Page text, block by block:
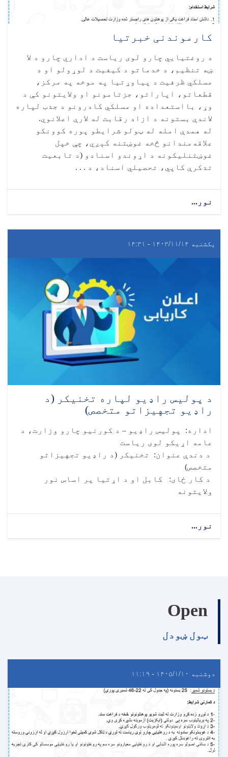
کارموندنی خبرتیا
د روغتيايي چارو لوی ریاست د اداري چارو د لا
ښه تنظیم، د خدماتو د کیفیت د لوړولو او د
مسلکي ظرفیت د پیاوړتیا په موخه په مرکز،
قطعاتو، اپاراتو، جزتامونو او ولایتونو کې د
وړ، بااستعداده او مسلکي کادرونو د جذب لپاره
لاندې بستونه د ازاد رقابت له لارې اعلانوي.
‎له همدې امله له ټولو شرایطو پوره کوونکو
علاقه‌مندانو څخه غوښتنه کېږي، چې خپل
غوښتنلیکونه د اړوندو اسنادو (د تابعیت
تذکرې کاپي، تحصیلي اسناد، د . . .
نور...
یکشنبه ۱۴۰۳/۱۱/۱۴ - ۱۴:۳۱
د پولیس راډیو لپاره تخنیکر (د
راډیو تجهیزاتو متخصص)
اداره: پولیس راډیو – د کورنیو چارو وزارت، د
عامه اړیکو لوی ریاست
د دندې عنوان: تخنیکر (د راډیو تجهیزاتو
متخصص)
د کار ځای: کابل او د اړتیا پر اساس نور
ولایتونه
نور...
Open
ټول ښودل
دوشنبه ۱۴۰۵/۱/۱۰ - ۱۱:۱۹